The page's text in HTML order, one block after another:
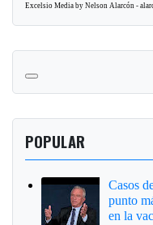
Excelsio Media by Nelson Alarcón -
POPULAR
Casos
punto
en la